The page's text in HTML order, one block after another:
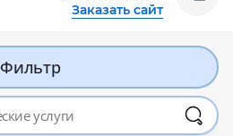
Заказать сайт
Фильтр